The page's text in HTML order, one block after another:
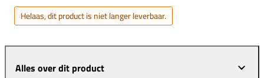
Helaas, dit product is niet langer leverbaar.
Alles over dit product